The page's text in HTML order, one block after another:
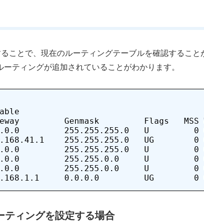
ることで、現在のルーティングテーブルを確認するこ
ティングが追加されていることがわかります。
Genmask         Flags   MSS
255.255.255.0   U
255.255.255.0   UG
255.255.255.0   U
255.255.0.0     U
255.255.0.0     U
ティングを設定する場合